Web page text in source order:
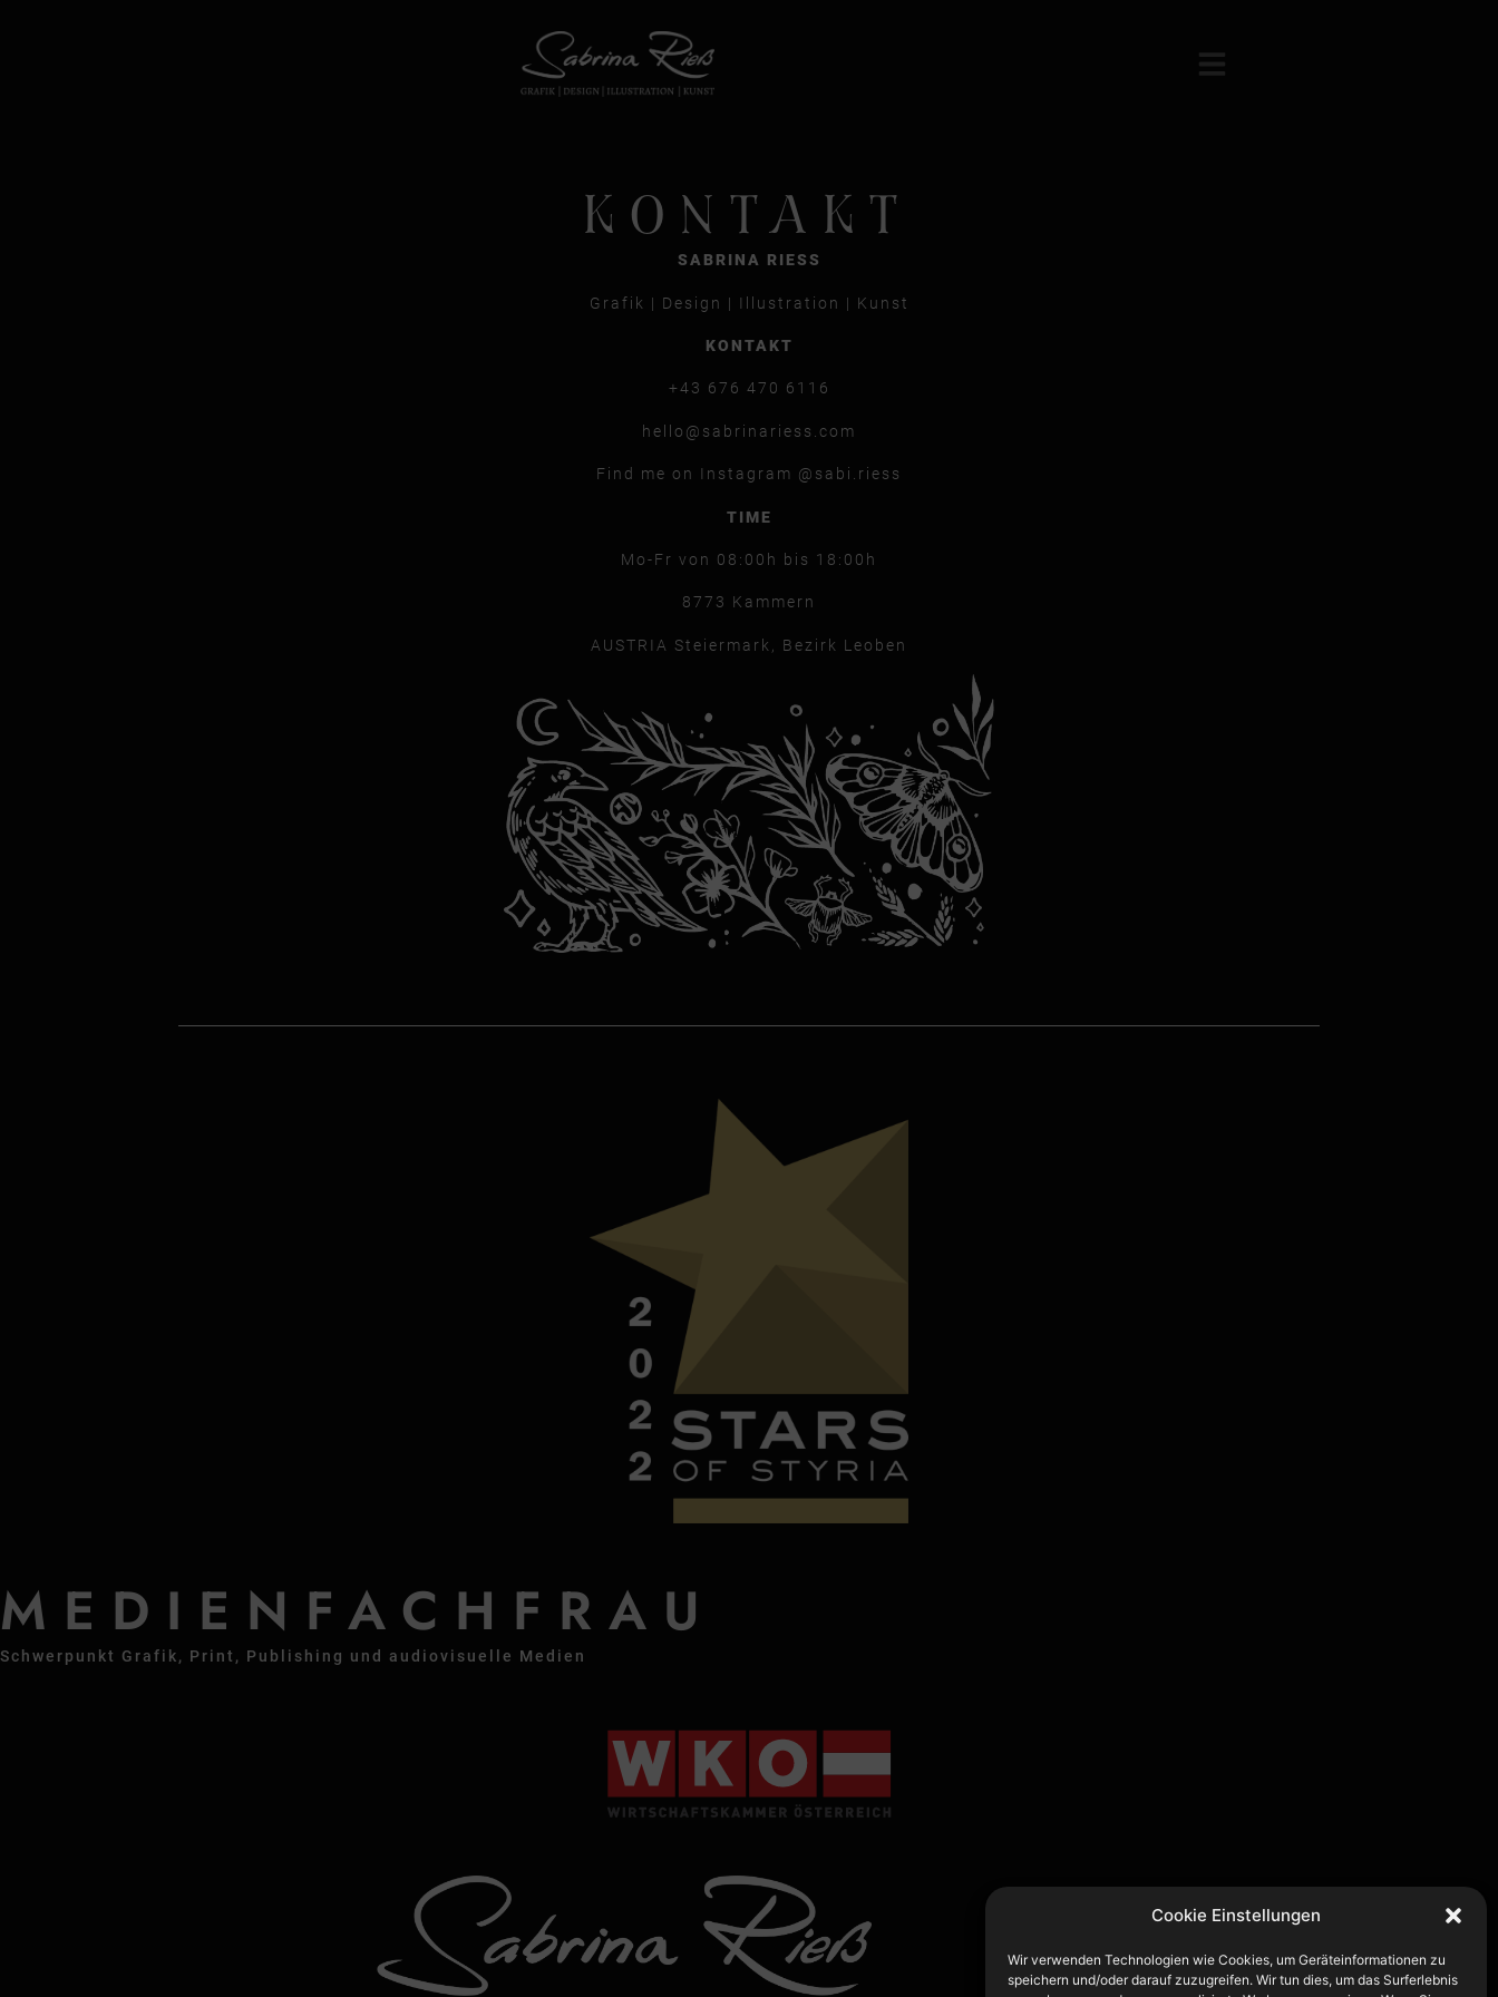
Cookie Einstellungen
Wir verwenden Technologien wie Cookies, um Geräteinformationen zu
speichern und/oder darauf zuzugreifen. Wir tun dies, um das Surferlebnis
KONTAKT
SABRINA RIESS
Grafik | Design | Illustration | Kunst
KONTAKT
+43 676 470 6116
hello@sabrinariess.com
Find me on Instagram @sabi.riess
TIME
Mo-Fr von 08:00h bis 18:00h
8773 Kammern
AUSTRIA Steiermark, Bezirk Leoben
MEDIENFACHFRAU
Schwerpunkt Grafik, Print, Publishing und audiovisuelle Medien